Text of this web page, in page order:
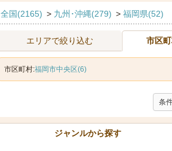
全国(2165) > 九州･沖縄(279) > 福岡県(52)
エリアで絞り込む 市区
市区町村:福岡市中央区(6)
条
ジャンルから探す